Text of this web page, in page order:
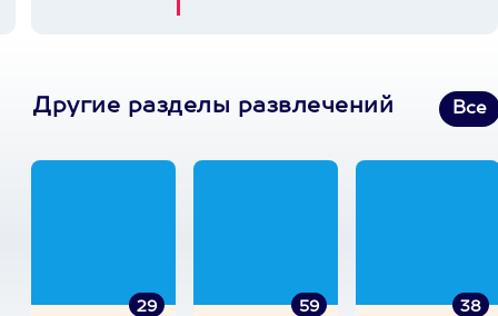
Другие разделы развлечений Все
29
59
38